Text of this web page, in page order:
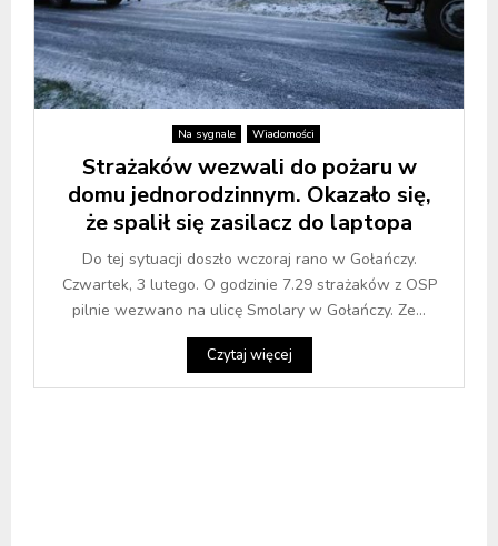
Na sygnale Wiadomości
Strażaków wezwali do pożaru w
domu jednorodzinnym. Okazało się,
że spalił się zasilacz do laptopa
Do tej sytuacji doszło wczoraj rano w Gołańczy.
Czwartek, 3 lutego. O godzinie 7.29 strażaków z OSP
pilnie wezwano na ulicę Smolary w Gołańczy. Ze...
Czytaj więcej